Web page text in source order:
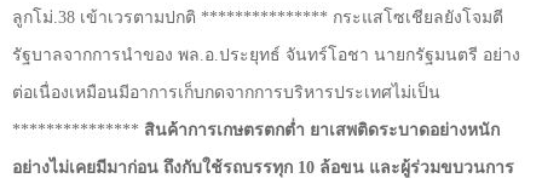
ลูกโม่.38 เข้าเวรตามปกติ *************** กระแสโซเชียลยังโจมตี
รัฐบาลจากการนำของ พล.อ.ประยุทธ์ จันทร์โอชา นายกรัฐมนตรี อย่าง
ต่อเนื่องเหมือนมีอาการเก็บกดจากการบริหารประเทศไม่เป็น
*************** สินค้าการเกษตรตกต่ำ ยาเสพติดระบาดอย่างหนัก
อย่างไม่เคยมีมาก่อน ถึงกับใช้รถบรรทุก 10 ล้อขน และผู้ร่วมขบวนการ